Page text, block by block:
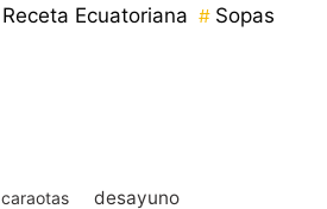
Receta Ecuatoriana
Sopas
caraotas desayuno